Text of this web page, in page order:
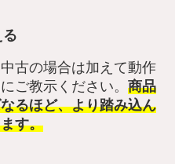
古の場合は加えて動作
ご教示ください。 商品
るほど、より踏み込ん
す。